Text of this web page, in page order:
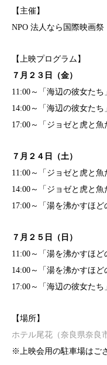
【主催】
NPO 法人なら国際映画祭
【上映プログラム】
７月２３日（金）
11:00～「海辺の彼女たち
14:00～「海辺の彼女たち
17:00～「ジョゼと虎と魚
７月２４日（土）
11:00～「ジョゼと虎と魚
14:00～「ジョゼと虎と魚
17:00～「湯を沸かすほど
７月２５日（日）
11:00～「湯を沸かすほど
14:00～「湯を沸かすほど
17:00～「海辺の彼女たち
【場所】
ホテル尾花（奈良県奈良
※上映会用の駐車場はご